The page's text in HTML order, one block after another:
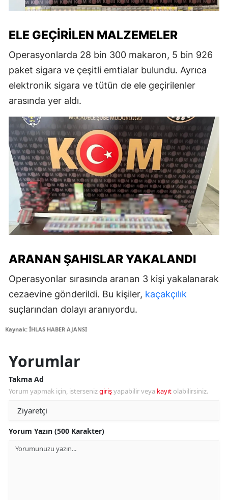
ELE GEÇIRILEN MALZEMELER
Operasyonlarda 28 bin 300 makaron, 5 bin 926
paket sigara ve çeşitli emtialar bulundu. Ayrıca
elektronik sigara ve tütün de ele geçirilenler
arasında yer aldı.
ARANAN ŞAHISLAR YAKALANDI
Operasyonlar sırasında aranan 3 kişi yakalanarak
cezaevine gönderildi. Bu kişiler, kaçakçılık
suçlarından dolayı aranıyordu.
Kaynak: İHLAS HABER AJANSI
Yorumlar
Takma Ad
Yorum yapmak için, istersenizgirişyapabilir veya kayıt olabilirsiniz.
Yorum Yazın (500 Karakter)